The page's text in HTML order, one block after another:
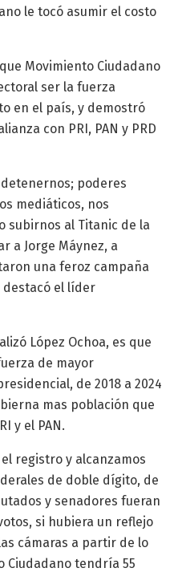
le tocó asumir el costo
Movimiento Ciudadano
ser la fuerza
en el país, y demostró
con PRI, PAN y PRD
poderes
mediáticos, nos
subirnos al Titanic de la
a Jorge Máynez, a
una feroz campaña
destacó el líder
López Ochoa, es que
de mayor
de 2018 a 2024
mas población que
y el PAN.
registro y alcanzamos
de doble dígito, de
y senadores fueran
si hubiera un reflejo
cámaras a partir de lo
Ciudadano tendría 55